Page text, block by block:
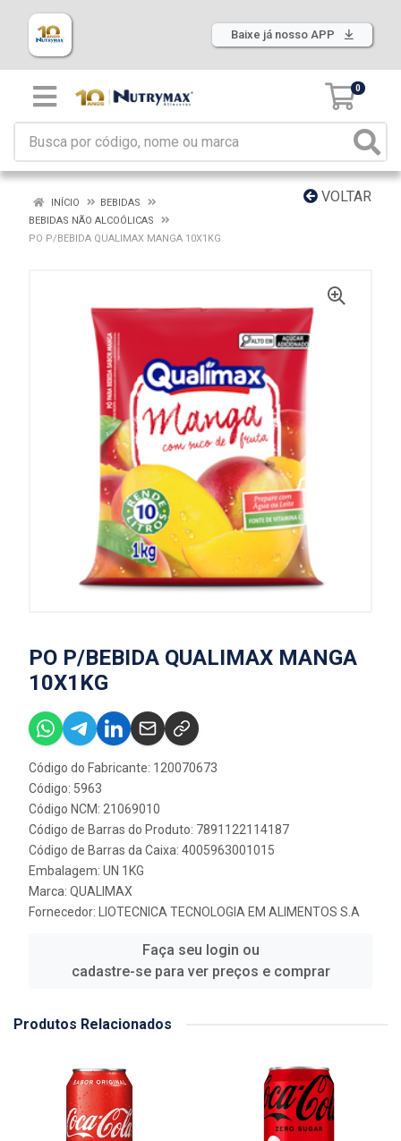
Baixe já nosso APP
0
VOLTAR
INÍCIO
BEBIDAS
BEBIDAS NÃO ALCOÓLICAS
PO P/BEBIDA QUALIMAX MANGA 10X1KG
PO P/BEBIDA QUALIMAX MANGA
10X1KG
Código do Fabricante: 120070673
Código: 5963
Código NCM: 21069010
Código de Barras do Produto: 7891122114187
Código de Barras da Caixa: 4005963001015
Embalagem: UN 1KG
Marca: QUALIMAX
Fornecedor:
LIOTECNICA TECNOLOGIA EM ALIMENTOS S.A
Faça seu login ou
cadastre-se para ver preços e comprar
Produtos Relacionados